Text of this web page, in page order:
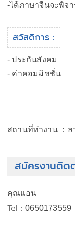
-ได้ภาษาจีนจะพิจ
สวัสดิการ :
- ประกันสังคม
- ค่าคอมมิชชั่น
สถานที่ทำงาน ：ล
สมัครงานติด
คุณแอน
Tel :0650173559